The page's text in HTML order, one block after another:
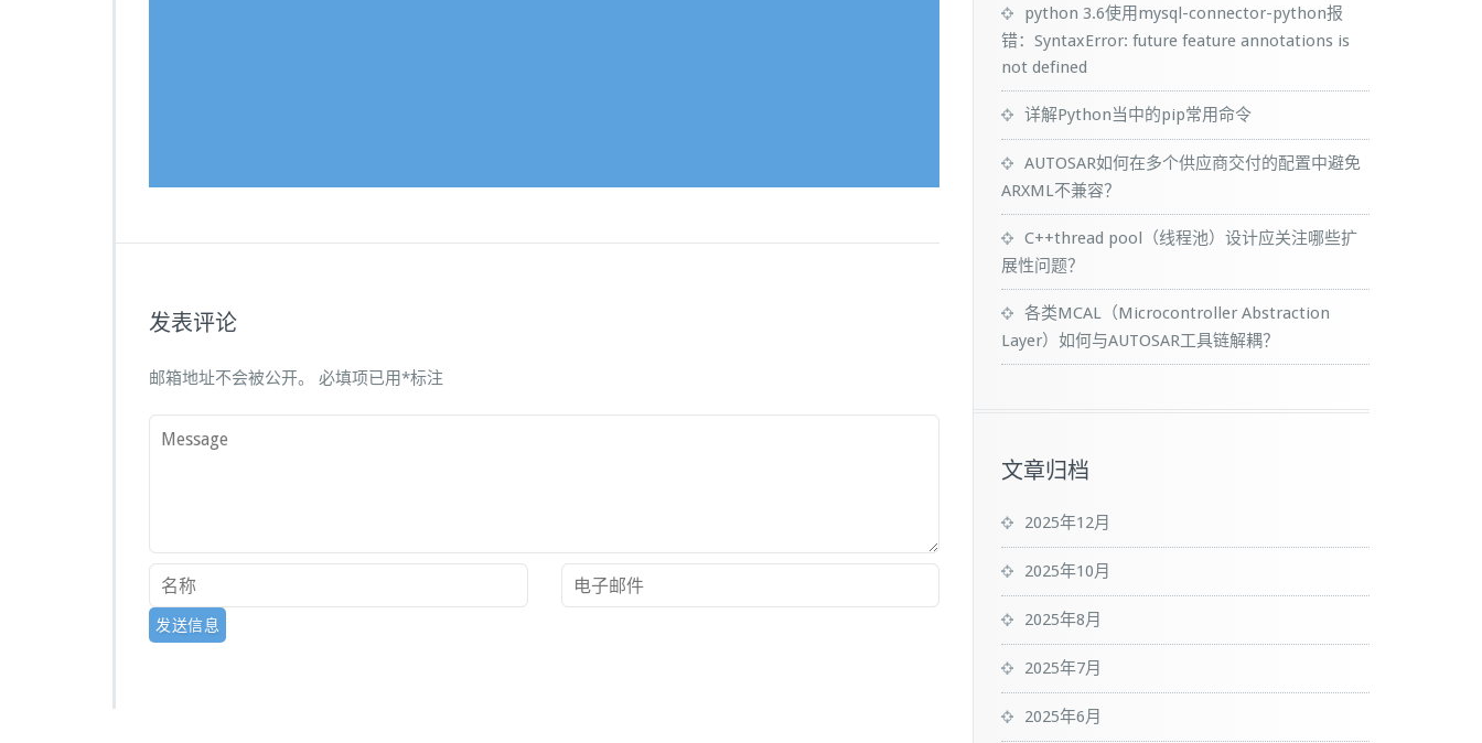
发表评论
邮箱地址不会被公开。 必填项已用*标注
python 3.6使用mysql-connector-python报
错：SyntaxError: future feature annotations is
not defined
详解Python当中的pip常用命令
AUTOSAR如何在多个供应商交付的配置中避免
ARXML不兼容？
C++thread pool（线程池）设计应关注哪些扩
展性问题？
各类MCAL（Microcontroller Abstraction
Layer）如何与AUTOSAR工具链解耦？
文章归档
2025年12月
2025年10月
2025年8月
2025年7月
2025年6月